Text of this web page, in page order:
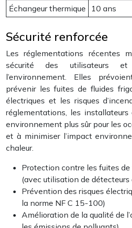
Échangeur thermique
10 ans
Sécurité renforcée
Les réglementations récentes
sécurité des utilisateurs
l’environnement. Elles
prévenir les fuites de fluides
électriques et les risques
réglementations, les
environnement plus sûr pour les
et à minimiser l’impact
chaleur.
Protection contre les fuites
(avec utilisation de
Prévention des risques
la norme NF C 15-100)
Amélioration de la qualité de